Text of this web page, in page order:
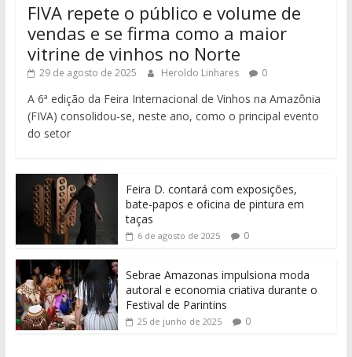
FIVA repete o público e volume de
vendas e se firma como a maior
vitrine de vinhos no Norte
29 de agosto de 2025 Heroldo Linhares 0
A 6ª edição da Feira Internacional de Vinhos na Amazônia
(FIVA) consolidou-se, neste ano, como o principal evento
do setor
Feira D. contará com exposições,
bate-papos e oficina de pintura em
taças
6 de agosto de 2025 0
Sebrae Amazonas impulsiona moda
autoral e economia criativa durante o
Festival de Parintins
25 de junho de 2025 0